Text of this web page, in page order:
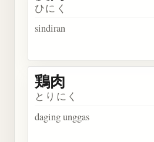
ひにく
sindiran
鶏肉
とりにく
daging unggas